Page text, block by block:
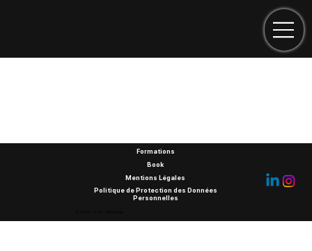
Formations
Book
Mentions Légales
Politique de Protection des Données
Personnelles